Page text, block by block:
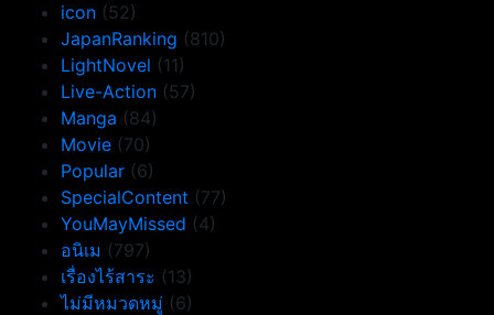
icon (52)
JapanRanking (810)
LightNovel (11)
Live-Action (57)
Manga (84)
Movie (70)
Popular (6)
SpecialContent (77)
YouMayMissed (4)
อนิเม (797)
เรื่องไร้สาระ (13)
ไม่มีหมวดหมู่ (6)